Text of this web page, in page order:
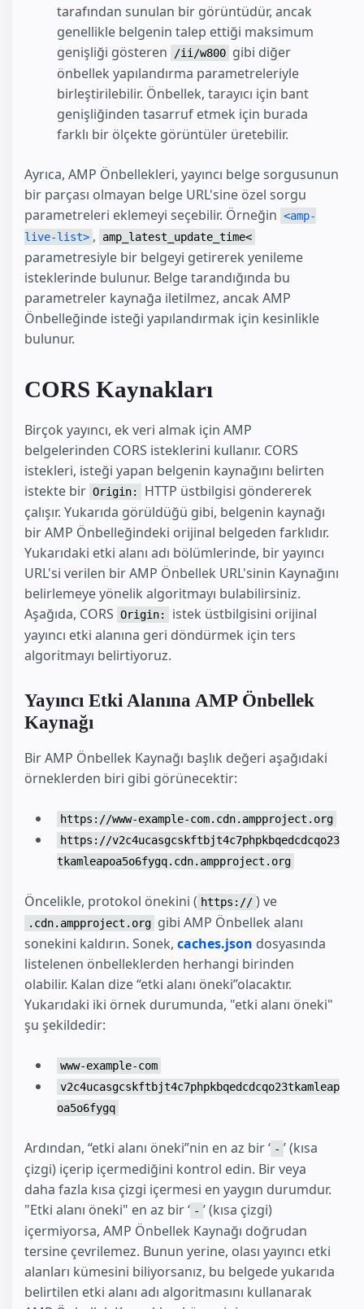
tarafından sunulan bir görüntüdür, ancak
genellikle belgenin talep ettiği maksimum
genişliği gösteren
/ii/w800 gibi diğer
önbellek yapılandırma parametreleriyle
birleştirilebilir. Önbellek, tarayıcı için bant
genişliğinden tasarruf etmek için burada
farklı bir ölçekte görüntüler üretebilir.
Ayrıca, AMP Önbellekleri, yayıncı belge sorgusunun
bir parçası olmayan belge URL'sine özel sorgu
parametreleri eklemeyi seçebilir. Örneğin <amp-
live-list> , amp_latest_update_time<
parametresiyle bir belgeyi getirerek yenileme
isteklerinde bulunur. Belge tarandığında bu
parametreler kaynağa iletilmez, ancak AMP
Önbelleğinde isteği yapılandırmak için kesinlikle
bulunur.
CORS Kaynakları
Birçok yayıncı, ek veri almak için AMP
belgelerinden CORS isteklerini kullanır. CORS
istekleri, isteği yapan belgenin kaynağını belirten
istekte bir Origin:
HTTP üstbilgisi göndererek
çalışır. Yukarıda görüldüğü gibi, belgenin kaynağı
bir AMP Önbelleğindeki orijinal belgeden farklıdır.
Yukarıdaki etki alanı adı bölümlerinde, bir yayıncı
URL'si verilen bir AMP Önbellek URL'sinin Kaynağını
belirlemeye yönelik algoritmayı bulabilirsiniz.
Aşağıda, CORS Origin:
istek üstbilgisini orijinal
yayıncı etki alanına geri döndürmek için ters
algoritmayı belirtiyoruz.
Yayıncı Etki Alanına AMP Önbellek
Kaynağı
Bir AMP Önbellek Kaynağı başlık değeri aşağıdaki
örneklerden biri gibi görünecektir:
https://www-example-com.cdn.ampproject.org
https://v2c4ucasgcskftbjt4c7phpkbqedcdcqo23
tkamleapoa5o6fygq.cdn.ampproject.org
Öncelikle, protokol önekini ( https:// ) ve
.cdn.ampproject.org gibi AMP Önbellek alanı
sonekini kaldırın. Sonek, caches.json dosyasında
listelenen önbelleklerden herhangi birinden
olabilir. Kalan dize “etki alanı öneki”olacaktır.
Yukarıdaki iki örnek durumunda, "etki alanı öneki"
şu şekildedir:
www-example-com
v2c4ucasgcskftbjt4c7phpkbqedcdcqo23tkamleap
oa5o6fygq
Ardından, “etki alanı öneki”nin en az bir ‘ - ’ (kısa
çizgi) içerip içermediğini kontrol edin. Bir veya
daha fazla kısa çizgi içermesi en yaygın durumdur.
"Etki alanı öneki" en az bir ‘ - ’ (kısa çizgi)
içermiyorsa, AMP Önbellek Kaynağı doğrudan
tersine çevrilemez. Bunun yerine, olası yayıncı etki
alanları kümesini biliyorsanız, bu belgede yukarıda
belirtilen etki alanı adı algoritmasını kullanarak